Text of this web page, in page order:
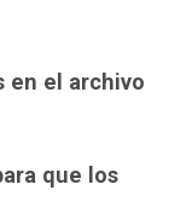
en el archivo
que los